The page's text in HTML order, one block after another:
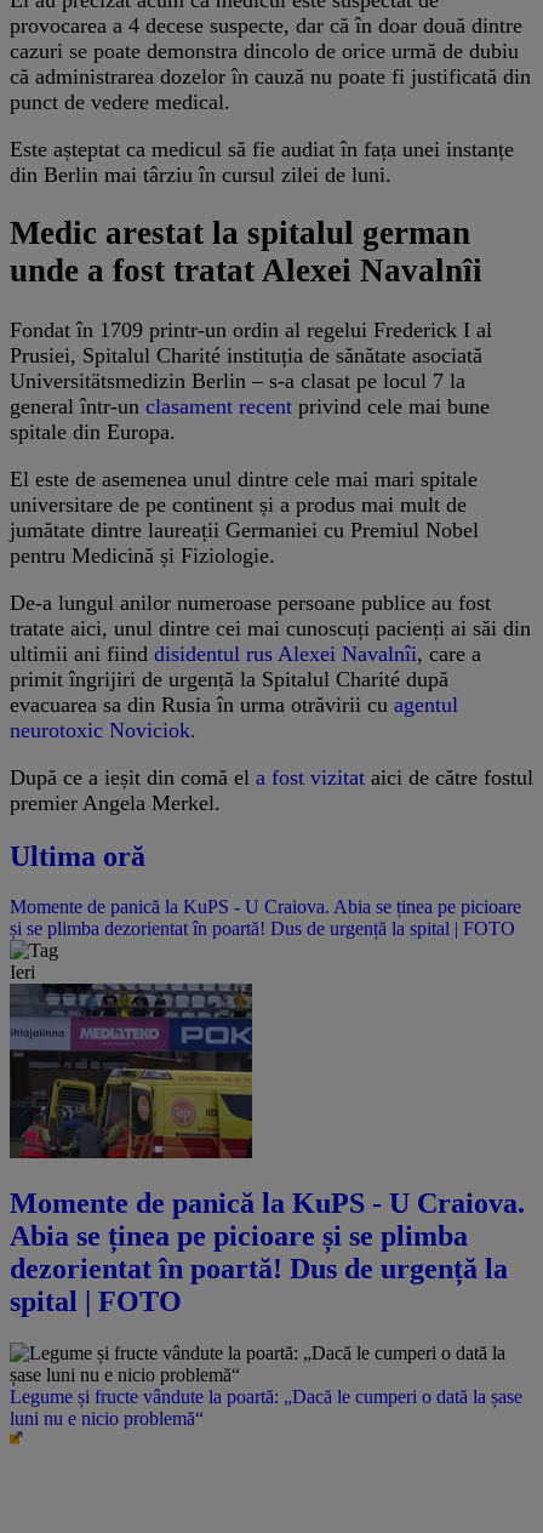
provocarea a 4 decese suspecte, dar că în doar două dintre
cazuri se poate demonstra dincolo de orice urmă de dubiu
că administrarea dozelor în cauză nu poate fi justificată din
punct de vedere medical.
Este așteptat ca medicul să fie audiat în fața unei instanțe
din Berlin mai târziu în cursul zilei de luni.
Medic arestat la spitalul german
unde a fost tratat Alexei Navalnîi
Fondat în 1709 printr-un ordin al regelui Frederick I al
Prusiei, Spitalul Charité instituția de sănătate asociată
Universitätsmedizin Berlin – s-a clasat pe locul 7 la
general într-un clasament recent privind cele mai bune
spitale din Europa.
El este de asemenea unul dintre cele mai mari spitale
universitare de pe continent și a produs mai mult de
jumătate dintre laureații Germaniei cu Premiul Nobel
pentru Medicină și Fiziologie.
De-a lungul anilor numeroase persoane publice au fost
tratate aici, unul dintre cei mai cunoscuți pacienți ai săi din
ultimii ani fiind disidentul rus Alexei Navalnîi, care a
primit îngrijiri de urgență la Spitalul Charité după
evacuarea sa din Rusia în urma otrăvirii cu agentul
neurotoxic Noviciok.
După ce a ieșit din comă el a fost vizitat aici de către fostul
premier Angela Merkel.
Ultima oră
Momente de panică la KuPS - U Craiova. Abia se ținea pe picioare
și se plimba dezorientat în poartă! Dus de urgență la spital | FOTO
Ieri
Momente de panică la KuPS - U Craiova.
Abia se ținea pe picioare și se plimba
dezorientat în poartă! Dus de urgență la
spital | FOTO
Legume și fructe vândute la poartă: „Dacă le cumperi o dată la șase
luni nu e nicio problemă“